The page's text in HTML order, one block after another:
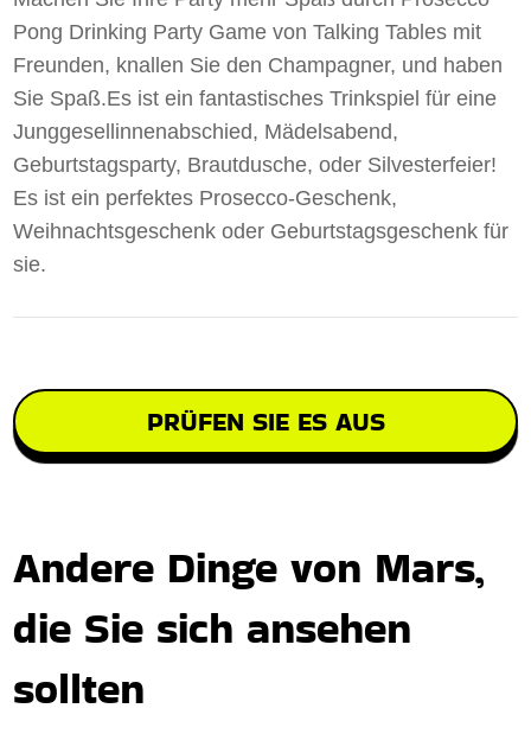
Pong Drinking Party Game von Talking Tables mit
Freunden, knallen Sie den Champagner, und haben
Sie Spaß.Es ist ein fantastisches Trinkspiel für eine
Junggesellinnenabschied, Mädelsabend,
Geburtstagsparty, Brautdusche, oder Silvesterfeier!
Es ist ein perfektes Prosecco-Geschenk,
Weihnachtsgeschenk oder Geburtstagsgeschenk für
sie.
PRÜFEN SIE ES AUS
Andere Dinge von Mars,
die Sie sich ansehen
sollten